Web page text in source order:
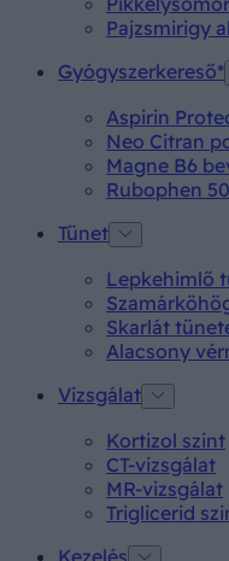
Pajzsmirigy
Gyógyszerkereső*
Aspirin
Neo Citran
Magne B6
Rubophen
Tünet
Lepkehimlő
Skarlát
Alacsony
Vizsgálat
Kortizol szint
CT-vizsgálat
MR-vizsgálat
Triglicerid